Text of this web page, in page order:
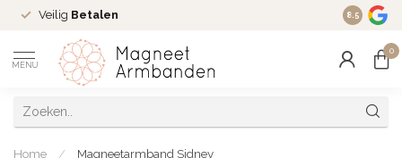
Veilig Betalen Ruim 16
8.5
MENU
0
Home / Magneetarmband Sidney